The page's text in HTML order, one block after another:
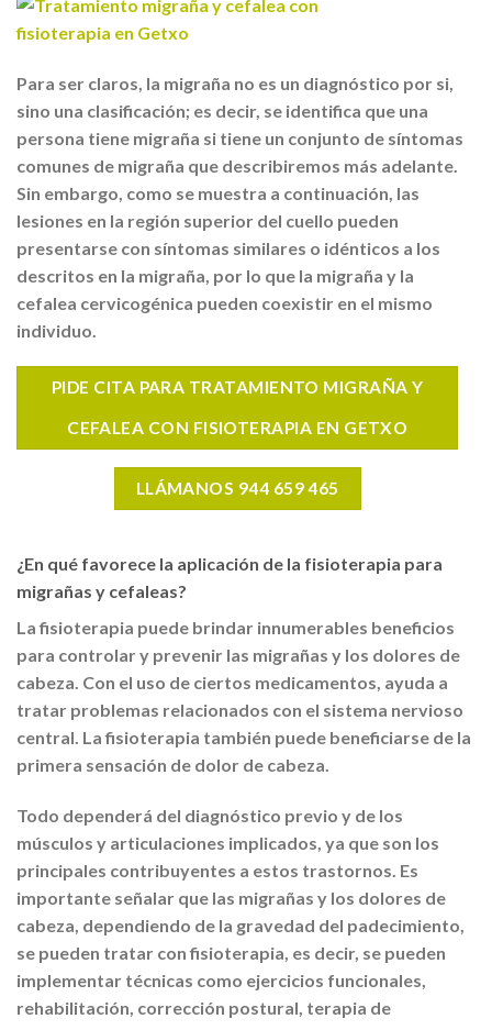
Para ser claros, la migraña no es un diagnóstico por si,
sino una clasificación; es decir, se identifica que una
persona tiene migraña si tiene un conjunto de síntomas
comunes de migraña que describiremos más adelante.
Sin embargo, como se muestra a continuación, las
lesiones en la región superior del cuello pueden
presentarse con síntomas similares o idénticos a los
descritos en la migraña, por lo que la migraña y la
cefalea cervicogénica pueden coexistir en el mismo
individuo.
PIDE CITA PARA TRATAMIENTO MIGRAÑA Y
CEFALEA CON FISIOTERAPIA EN GETXO
LLÁMANOS 944 659 465
¿En qué favorece la aplicación de la fisioterapia para
migrañas y cefaleas?
La fisioterapia puede brindar innumerables beneficios
para controlar y prevenir las migrañas y los dolores de
cabeza. Con el uso de ciertos medicamentos, ayuda a
tratar problemas relacionados con el sistema nervioso
central. La fisioterapia también puede beneficiarse de la
primera sensación de dolor de cabeza.
Todo dependerá del diagnóstico previo y de los
músculos y articulaciones implicados, ya que son los
principales contribuyentes a estos trastornos. Es
importante señalar que las migrañas y los dolores de
cabeza, dependiendo de la gravedad del padecimiento,
se pueden tratar con fisioterapia, es decir, se pueden
implementar técnicas como ejercicios funcionales,
rehabilitación, corrección postural, terapia de